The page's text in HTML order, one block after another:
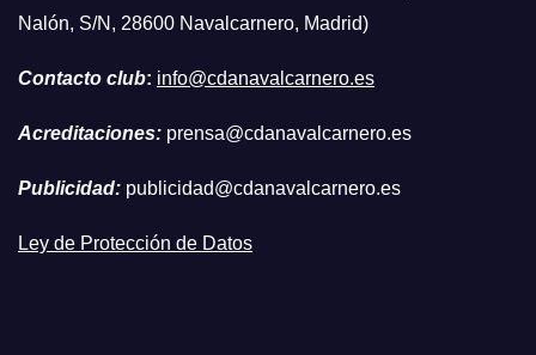
Nalón, S/N, 28600 Navalcarnero, Madrid)
Contacto club: info@cdanavalcarnero.es
Acreditaciones: prensa@cdanavalcarnero.es
Publicidad: publicidad@cdanavalcarnero.es
Ley de Protección de Datos